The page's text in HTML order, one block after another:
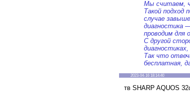
Мы считаем,
Такой
случае
диагностика
проводим для
С другой
Так что
бесплатная,
2023-04-16 18:14:40
тв SHARP AQUOS